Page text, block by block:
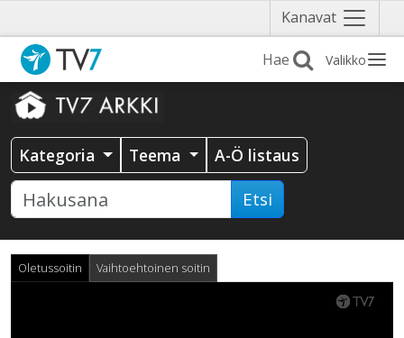
Kanavat Näytä
valikko
Valikko
Kategoria Teema A-Ö listaus
Etsi
Oletussoitin Vaihtoehtoinen soitin